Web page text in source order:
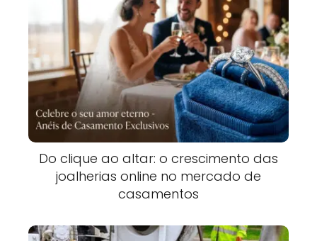
Do clique ao altar: o crescimento das
joalherias online no mercado de
casamentos